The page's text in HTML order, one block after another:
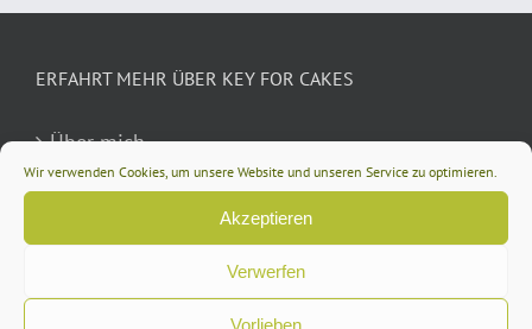
Wir verwenden Cookies, um unsere Website und unseren Service zu optimieren.
Akzeptieren
Verwerfen
Vorlieben
ERFAHRT MEHR ÜBER KEY FOR CAKES
Über mich
Newsletter